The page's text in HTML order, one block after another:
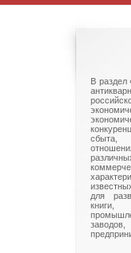
В
сбыта,
для
книги,